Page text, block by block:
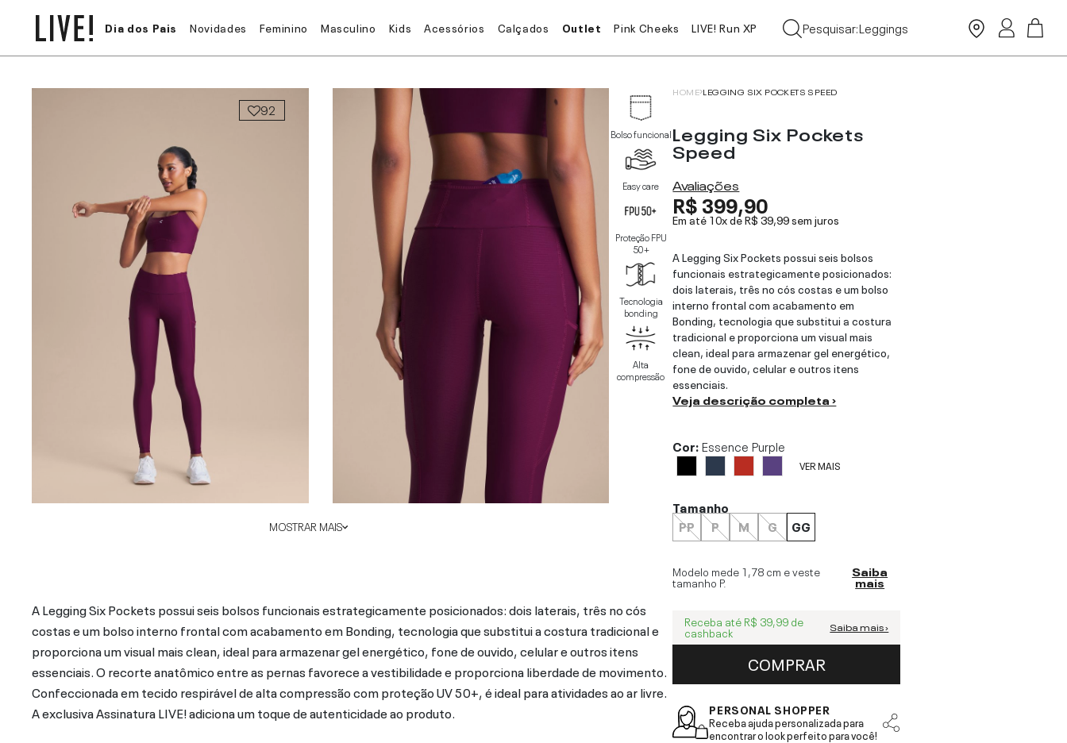
Dia dos Pais Novidades Feminino Masculino Kids Acessórios Calçados Outlet Pink Cheeks LIVE! Run XP
Pesquisar:Leggings
92
MOSTRAR MAIS
Bolso funcional
Easy care
Proteção FPU
50+
Tecnologia
bonding
Alta
compressão
A Legging Six Pockets possui seis bolsos funcionais estrategicamente posicionados: dois laterais, três no cós
costas e um bolso interno frontal com acabamento em Bonding, tecnologia que substitui a costura tradicional e
proporciona um visual mais clean, ideal para armazenar gel energético, fone de ouvido, celular e outros itens
essenciais. O recorte anatômico entre as pernas favorece a vestibilidade e proporciona liberdade de movimento.
Confeccionada em tecido respirável de alta compressão com proteção UV 50+, é ideal para atividades ao ar livre.
A exclusiva Assinatura LIVE! adiciona um toque de autenticidade ao produto.
HOME LEGGING SIX POCKETS SPEED
Legging Six Pockets
Speed
Avaliações
R$ 399,90
Em até 10x deR$ 39,99sem juros
A Legging Six Pockets possui seis bolsos
funcionais estrategicamente posicionados:
dois laterais, três no cós costas e um bolso
interno frontal com acabamento em
Bonding, tecnologia que substitui a costura
tradicional e proporciona um visual mais
clean, ideal para armazenar gel energético,
fone de ouvido, celular e outros itens
essenciais.
Veja descrição completa ›
Cor:Essence Purple
VER MAIS
Tamanho
PP
P M G GG
Modelo mede 1,78 cm e veste
tamanho P.
Saiba
mais
Receba até R$ 39,99 de
cashback Saiba mais ›
COMPRAR
PERSONAL SHOPPER
Receba ajuda personalizada para
encontrar o look perfeito para você!